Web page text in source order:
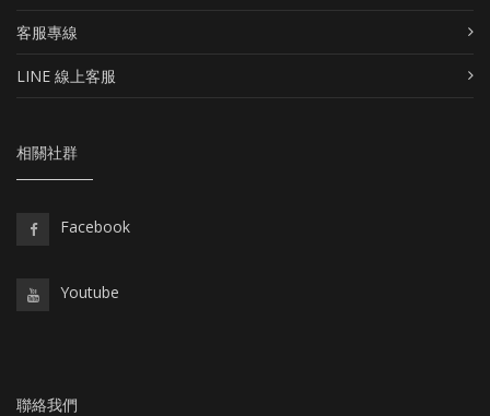
客服專線
LINE 線上客服
相關社群
Facebook
Youtube
聯絡我們